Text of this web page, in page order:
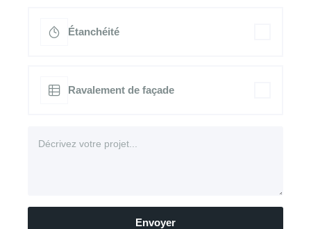
Étanchéité
Ravalement de façade
Envoyer